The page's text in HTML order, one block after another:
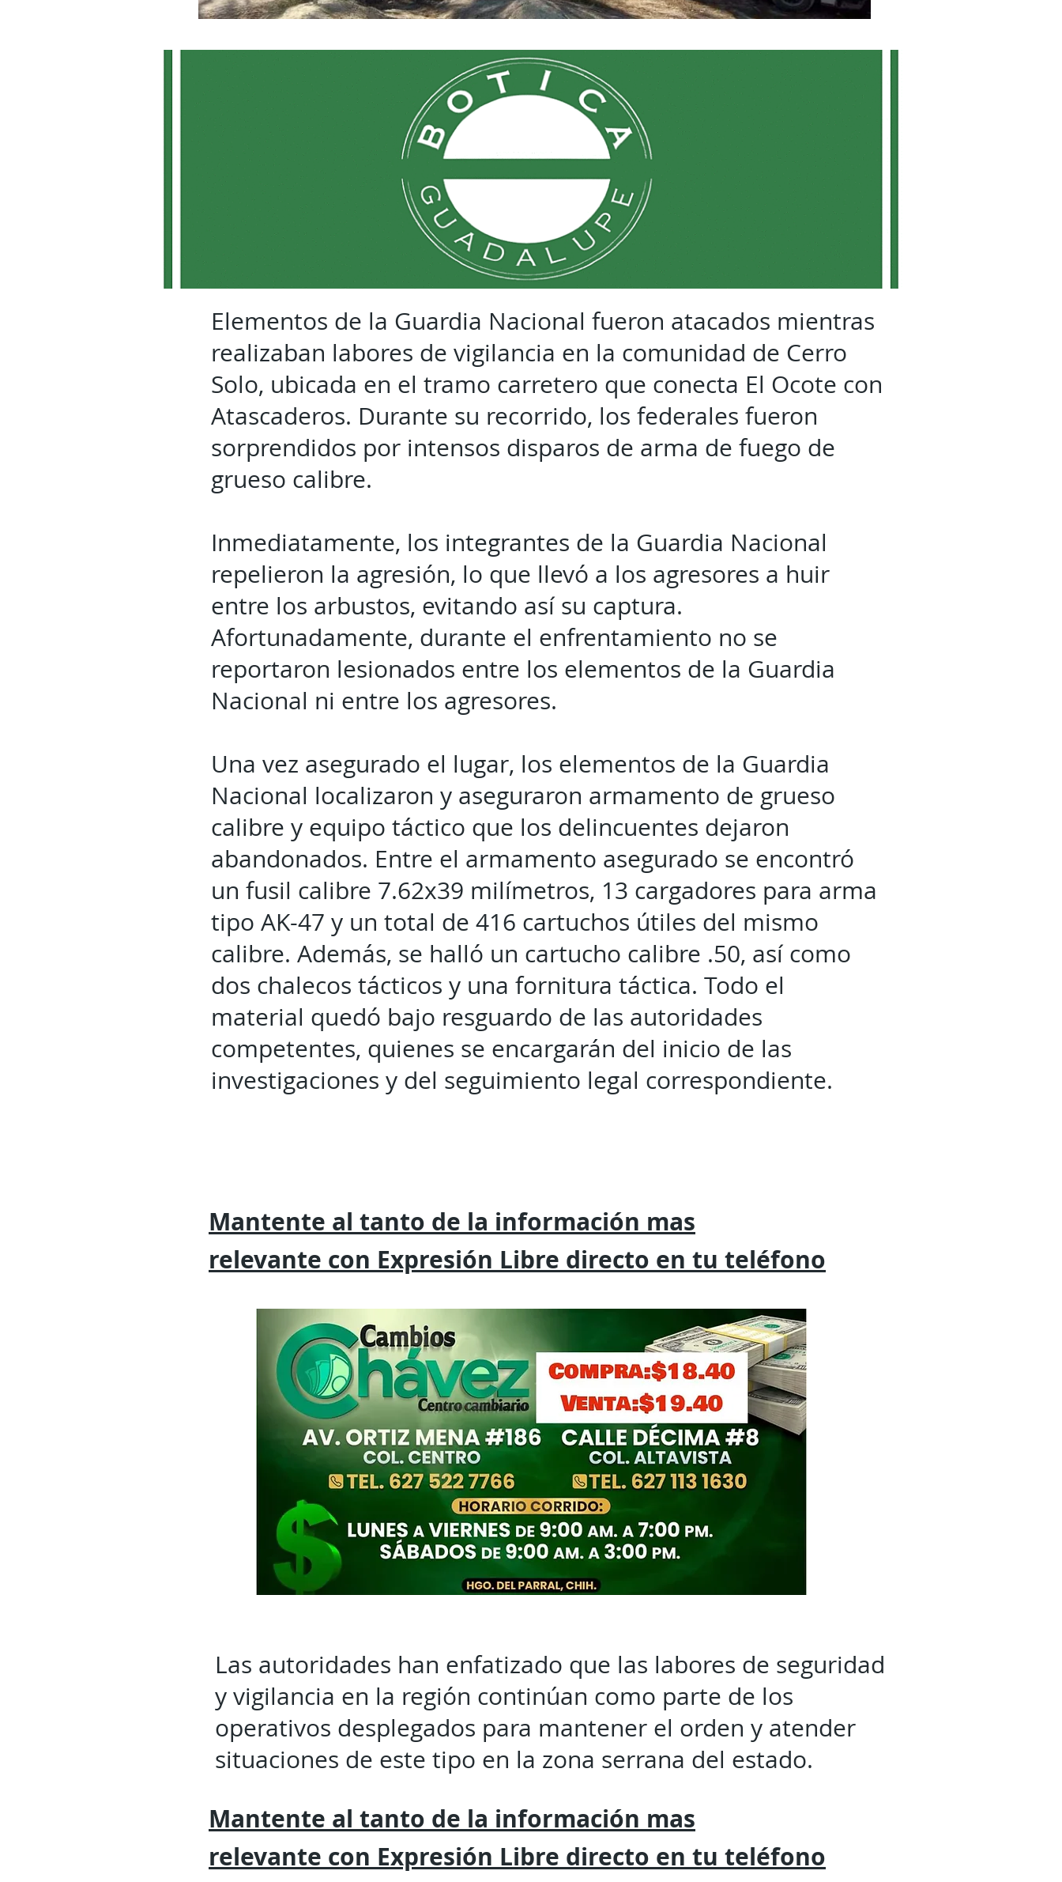
Elementos de la Guardia Nacional fueron atacados mientras
realizaban labores de vigilancia en la comunidad de Cerro
Solo, ubicada en el tramo carretero que conecta El Ocote con
Atascaderos. Durante su recorrido, los federales fueron
sorprendidos por intensos disparos de arma de fuego de
grueso calibre.
Inmediatamente, los integrantes de la Guardia Nacional
repelieron la agresión, lo que llevó a los agresores a huir
entre los arbustos, evitando así su captura.
Afortunadamente, durante el enfrentamiento no se
reportaron lesionados entre los elementos de la Guardia
Nacional ni entre los agresores.
Una vez asegurado el lugar, los elementos de la Guardia
Nacional localizaron y aseguraron armamento de grueso
calibre y equipo táctico que los delincuentes dejaron
abandonados. Entre el armamento asegurado se encontró
un fusil calibre 7.62x39 milímetros, 13 cargadores para arma
tipo AK-47 y un total de 416 cartuchos útiles del mismo
calibre. Además, se halló un cartucho calibre .50, así como
dos chalecos tácticos y una fornitura táctica. Todo el
material quedó bajo resguardo de las autoridades
competentes, quienes se encargarán del inicio de las
investigaciones y del seguimiento legal correspondiente.
Mantente al tanto de la información mas
relevante con Expresión Libre directo en tu teléfono
Las autoridades han enfatizado que las labores de seguridad
y vigilancia en la región continúan como parte de los
operativos desplegados para mantener el orden y atender
situaciones de este tipo en la zona serrana del estado.
Mantente al tanto de la información mas
relevante con Expresión Libre directo en tu teléfono